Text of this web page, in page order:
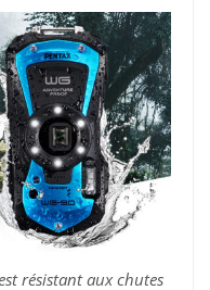
résistant aux chutes